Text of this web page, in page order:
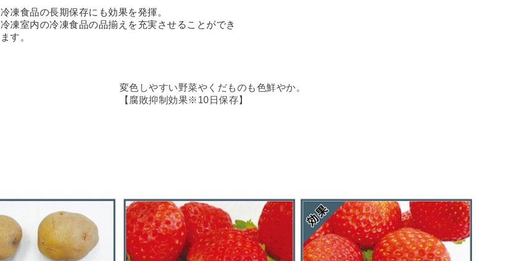
冷凍食品の長期保存にも効果を発揮。
冷凍室内の冷凍食品の品揃えを充実させることができ
ます。
変色しやすい野菜やくだものも色鮮やか。
【腐敗抑制効果※10日保存】